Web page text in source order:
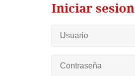
Iniciar sesion